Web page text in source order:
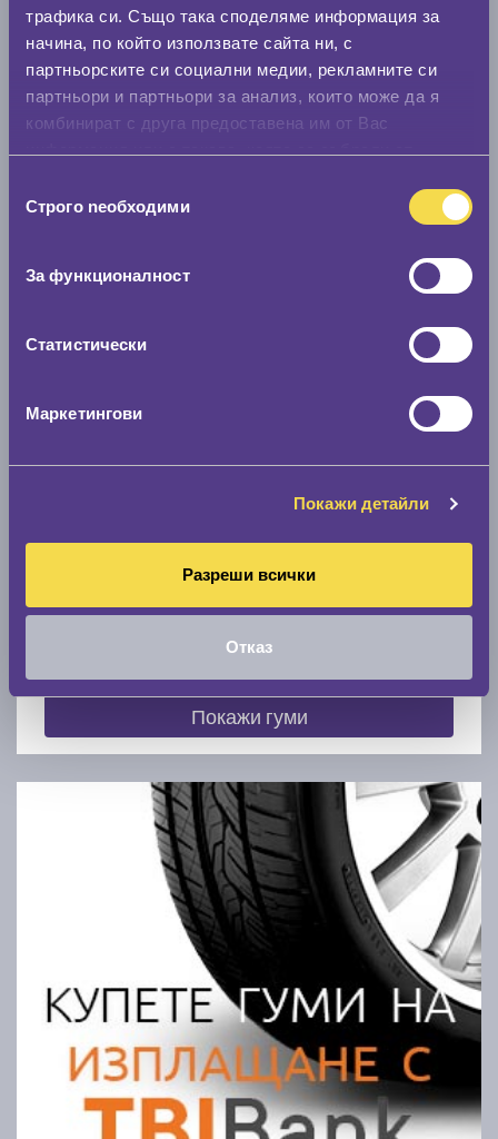
трафика си. Също така споделяме информация за
начина, по който използвате сайта ни, с
партньорските си социални медии, рекламните си
партньори и партньори за анализ, които може да я
комбинират с друга предоставена им от Вас
наСтрого nеобходими
За функционалност
Статистически
Маркетингови
Покажи детайли
Разреши всички
Отказ
Стар размер
Намери гуми с новия размер
Модел
Покажи гуми